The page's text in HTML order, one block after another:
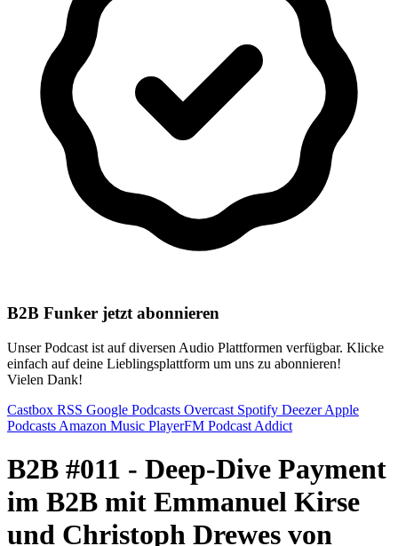
B2B Funker jetzt abonnieren
Unser Podcast ist auf diversen Audio Plattformen verfügbar. Klicke
einfach auf deine Lieblingsplattform um uns zu abonnieren!
Vielen Dank!
Castbox RSS Google Podcasts Overcast Spotify DeezerApple
Podcasts Amazon Music PlayerFM Podcast Addict
B2B #011 - Deep-Dive Payment
im B2B mit Emmanuel Kirse
und Christoph Drewes von